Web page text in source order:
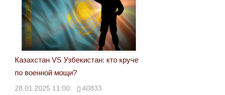
Казахстан VS Узбекистан: кто круче
по военной мощи?
28.01.2025 11:00 40833